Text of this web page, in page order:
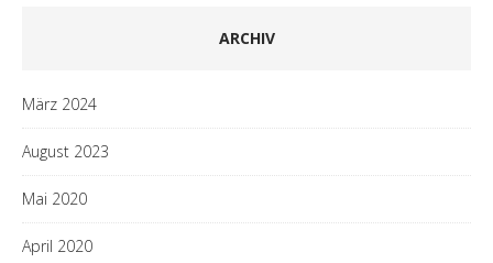
ARCHIV
März 2024
August 2023
Mai 2020
April 2020